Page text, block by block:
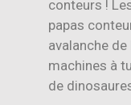
conteurs !
papas
avalanche
machines à
de